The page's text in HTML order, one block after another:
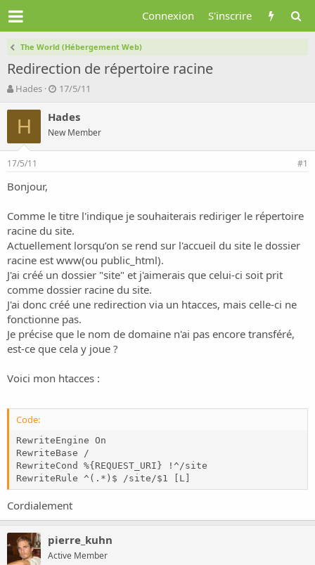
Connexion S'inscrire
The World (Hébergement Web)
Redirection de répertoire racine
A
t
r
d
l
d
i
c
u
s
s
i
o
Hades
D
t
d
e
t
17/5/11
H Hades
New Member
17/5/11 #1
Bonjour,
Comme le titre l'indique je souhaiterais rediriger le répertoire
racine du site.
Actuellement lorsqu’on se rend sur l'accueil du site le dossier
racine est www(ou public_html).
J'ai créé un dossier "site" et j'aimerais que celui-ci soit prit
comme dossier racine du site.
J'ai donc créé une redirection via un htacces, mais celle-ci ne
fonctionne pas.
Je précise que le nom de domaine n'ai pas encore transféré,
est-ce que cela y joue ?
Voici mon htacces :
Code:
RewriteEngine On
RewriteBase /
RewriteCond %{REQUEST_URI} !^/site
RewriteRule ^(.*)$ /site/$1 [L]
Cordialement
pierre_kuhn
Active Member